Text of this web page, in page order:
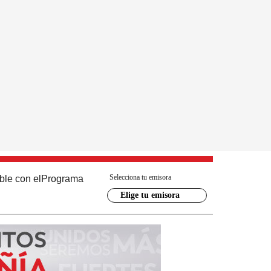
con el Programa Selecciona tu emisora
Elige tu emisora